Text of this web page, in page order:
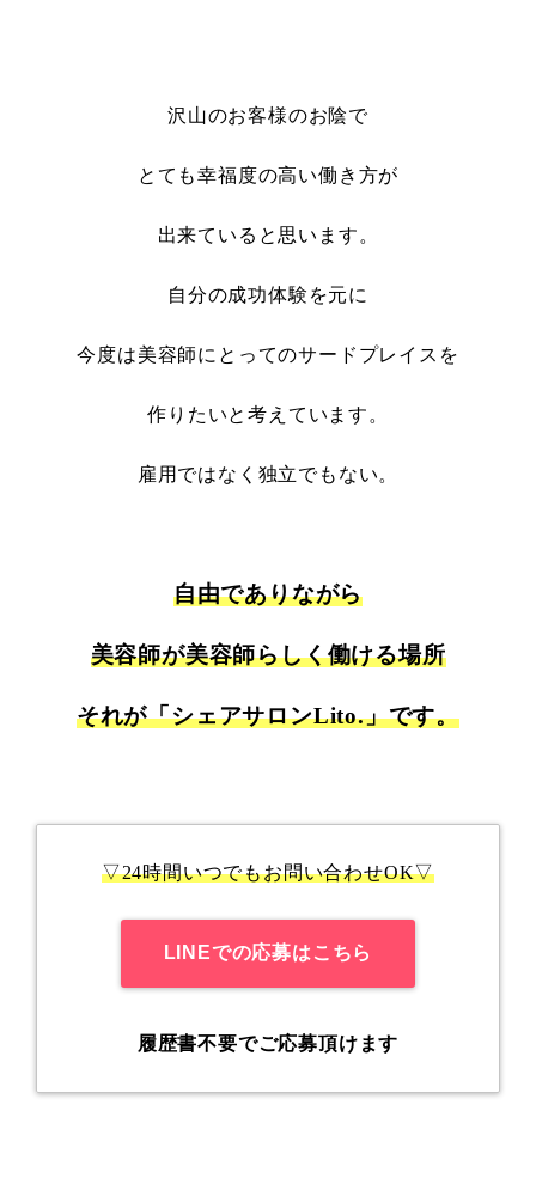
沢山のお客様のお陰で
とても幸福度の高い働き方が
出来ていると思います。
自分の成功体験を元に
今度は美容師にとってのサードプレイスを
作りたいと考えています。
雇用ではなく独立でもない。
自由でありながら
美容師が美容師らしく働ける場所
それが「シェアサロンLito.」です。
▽24時間いつでもお問い合わせOK▽
LINEでの応募はこちら
履歴書不要でご応募頂けます